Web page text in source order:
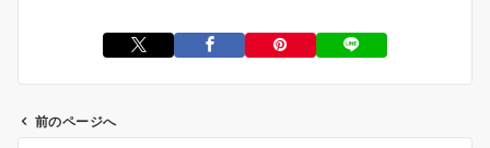
前のページへ